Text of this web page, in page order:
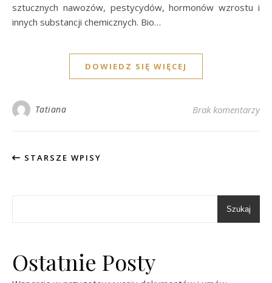
sztucznych nawozów, pestycydów, hormonów wzrostu i
innych substancji chemicznych. Bio…
DOWIEDZ SIĘ WIĘCEJ
Tatiana Brak komentarzy
STARSZE WPISY
Szukaj
Ostatnie Posty